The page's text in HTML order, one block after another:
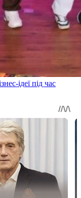
ідеї під час